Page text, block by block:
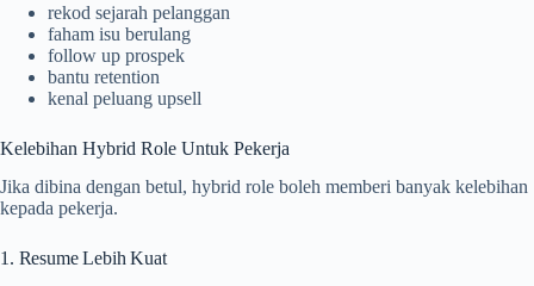
rekod sejarah pelanggan
faham isu berulang
follow up prospek
bantu retention
kenal peluang upsell
Kelebihan Hybrid Role Untuk Pekerja
Jika dibina dengan betul, hybrid role boleh memberi banyak kelebihan
kepada pekerja.
1. Resume Lebih Kuat